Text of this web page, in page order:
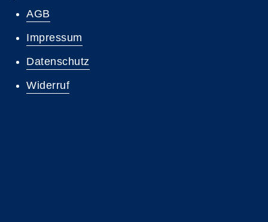
AGB
Impressum
Datenschutz
Widerruf